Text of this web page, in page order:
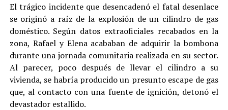
El trágico incidente que desencadenó el fatal desenlace
se originó a raíz de la explosión de un cilindro de gas
doméstico. Según datos extraoficiales recabados en la
zona, Rafael y Elena acababan de adquirir la bombona
durante una jornada comunitaria realizada en su sector.
Al parecer, poco después de llevar el cilindro a su
vivienda, se habría producido un presunto escape de gas
que, al contacto con una fuente de ignición, detonó el
devastador estallido.